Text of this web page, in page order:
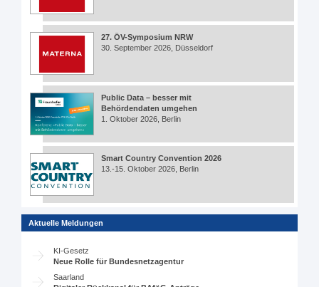
27. ÖV-Symposium NRW
30. September 2026, Düsseldorf
Public Data – besser mit
Behördendaten umgehen
1. Oktober 2026, Berlin
Smart Country Convention 2026
13.-15. Oktober 2026, Berlin
Aktuelle Meldungen
KI-Gesetz
Neue Rolle für Bundesnetzagentur
Saarland